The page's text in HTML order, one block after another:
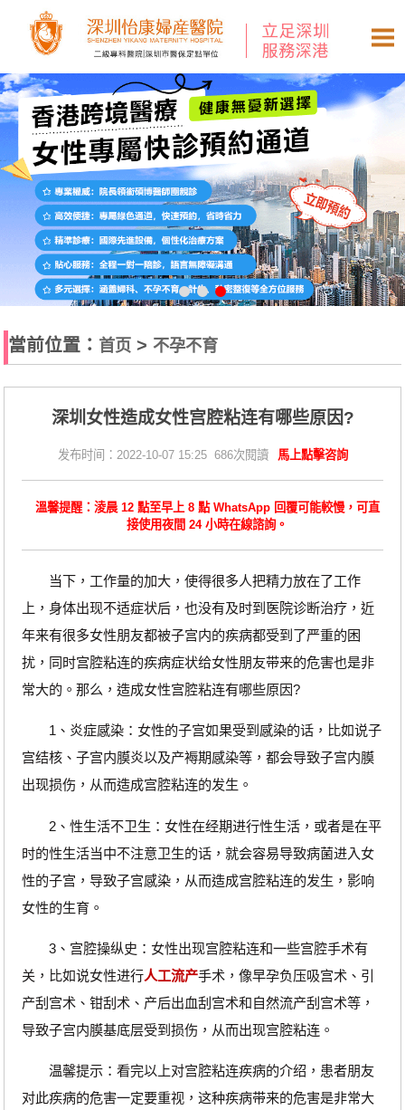
當前位置： 首页 > 不孕不育
深圳女性造成女性宫腔粘连有哪些原因?
发布时间：2022-10-07 15:25 686次閱讀 馬上點擊咨詢
溫馨提醒：淩晨 12 點至早上 8 點 WhatsApp 回覆可能較慢，可直
接使用夜間 24 小時在線諮詢。
当下，工作量的加大，使得很多人把精力放在了工作
上，身体出现不适症状后，也没有及时到医院诊断治疗，近
年来有很多女性朋友都被子宫内的疾病都受到了严重的困
扰，同时宫腔粘连的疾病症状给女性朋友带来的危害也是非
常大的。那么，造成女性宫腔粘连有哪些原因?
1、炎症感染：女性的子宫如果受到感染的话，比如说子
宫结核、子宫内膜炎以及产褥期感染等，都会导致子宫内膜
出现损伤，从而造成宫腔粘连的发生。
2、性生活不卫生：女性在经期进行性生活，或者是在平
时的性生活当中不注意卫生的话，就会容易导致病菌进入女
性的子宫，导致子宫感染，从而造成宫腔粘连的发生，影响
女性的生育。
3、宫腔操纵史：女性出现宫腔粘连和一些宫腔手术有
关，比如说女性进行人工流产手术，像早孕负压吸宫术、引
产刮宫术、钳刮术、产后出血刮宫术和自然流产刮宫术等，
导致子宫内膜基底层受到损伤，从而出现宫腔粘连。
温馨提示：看完以上对宫腔粘连疾病的介绍，患者朋友
对此疾病的危害一定要重视，这种疾病带来的危害是非常大